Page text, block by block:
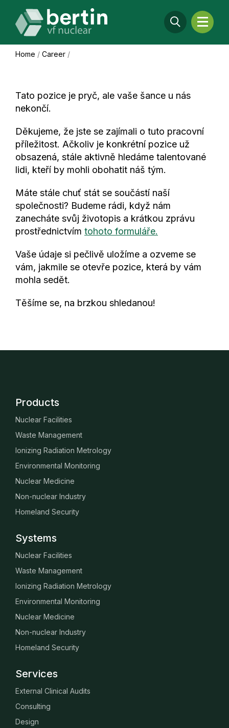
Home / Career /
Tato pozice je pryč, ale vaše šance u nás
nekončí.
Děkujeme, že jste se zajímali o tuto pracovní
příležitost. Ačkoliv je konkrétní pozice už
obsazená, stále aktivně hledáme talentované
lidi, kteří by mohli obohatit náš tým.
Máte stále chuť stát se součástí naší
společnosti? Budeme rádi, když nám
zanecháte svůj životopis a krátkou zprávu
prostřednictvím tohoto formuláře.
Vaše údaje si pečlivě uložíme a ozveme se
vám, jakmile se otevře pozice, která by vám
mohla sedět.
Těšíme se, na brzkou shledanou!
Products
Nuclear Facilities
Waste Management
Ionizing Radiation Metrology
Environmental Monitoring
Nuclear Medicine
Non-nuclear Industry
Homeland Security
Systems
Nuclear Facilities
Waste Management
Ionizing Radiation Metrology
Environmental Monitoring
Nuclear Medicine
Non-nuclear Industry
Homeland Security
Services
External Clinical Audits
Consulting
Design